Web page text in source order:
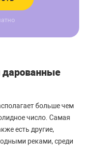
дарованные
больше чем
число. Самая
есть другие,
реками, среди